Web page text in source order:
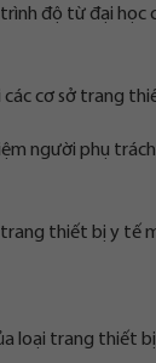
độ từ đại học
cơ sở trang
người phụ
thiết bị y tế
loại trang thiết